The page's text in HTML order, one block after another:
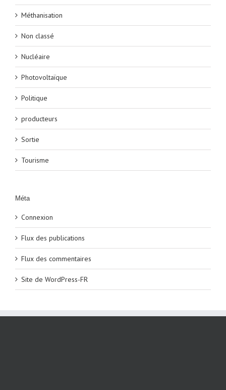
Méthanisation
Non classé
Nucléaire
Photovoltaïque
Politique
producteurs
Sortie
Tourisme
Méta
Connexion
Flux des publications
Flux des commentaires
Site de WordPress-FR